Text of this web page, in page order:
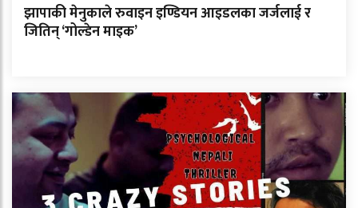
झापाकी मेनुकाले रुवाइन इण्डियन आइडलका जर्जलाई र
जितिन् ‘गोल्डेन माइक’